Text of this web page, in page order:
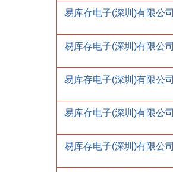
易库存电子(深圳)有限公司
易库存电子(深圳)有限公司
易库存电子(深圳)有限公司
易库存电子(深圳)有限公司
易库存电子(深圳)有限公司